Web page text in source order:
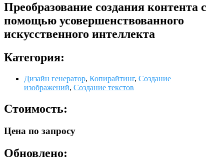
Преобразование создания контента с
помощью усовершенствованного
искусственного интеллекта
Категория:
Дизайн генератор, Копирайтинг, Создание
изображений, Создание текстов
Стоимость:
Цена по запросу
Обновлено: